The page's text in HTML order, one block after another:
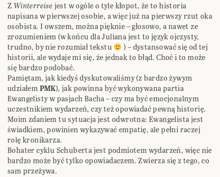
ZWinterreise jest w ogóle o tyle kłopot, że to historia
napisana w pierwszej osobie, a więc już na pierwszy rzut oka
osobista. I owszem, można pięknie – głosowo, a nawet ze
zrozumieniem (w końcu dla Juliana jest to język ojczysty,
trudno, by nie rozumiał tekstu
) – dystansować się od tej
historii, ale wydaje mi się, że jednak to błąd. Choć i to może
się bardzo podobać.
Pamiętam, jak kiedyś dyskutowaliśmy (z bardzo żywym
udziałemPMK), jak powinna być wykonywana partia
Ewangelisty w pasjach Bacha – czy ma być emocjonalnym
uczestnikiem wydarzeń, czy też opowiadać pewną historię.
Moim zdaniem tu sytuacja jest odwrotna: Ewangelista jest
świadkiem, powinien wykazywać empatię, ale pełni raczej
rolę kronikarza.
Bohater cyklu Schuberta jest podmiotem wydarzeń, więc nie
bardzo może być tylko opowiadaczem. Zwierza się z tego, co
sam przeżywa.